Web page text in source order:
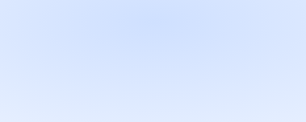
le patologie benigne e maligne.